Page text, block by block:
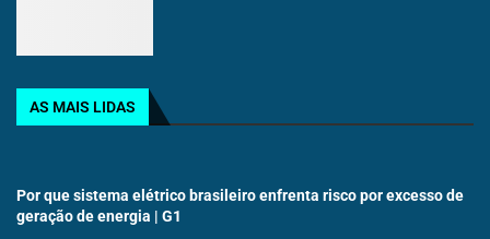
AS MAIS LIDAS
Por que sistema elétrico brasileiro enfrenta risco por excesso de
geração de energia | G1